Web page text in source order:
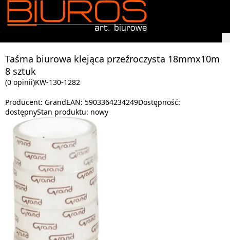
Taśma biurowa klejąca przeźroczysta 18mmx10m
8 sztuk
(0 opinii)KW-130-1282
Producent: GrandEAN: 5903364234249Dostępność:
dostępnyStan produktu: nowy